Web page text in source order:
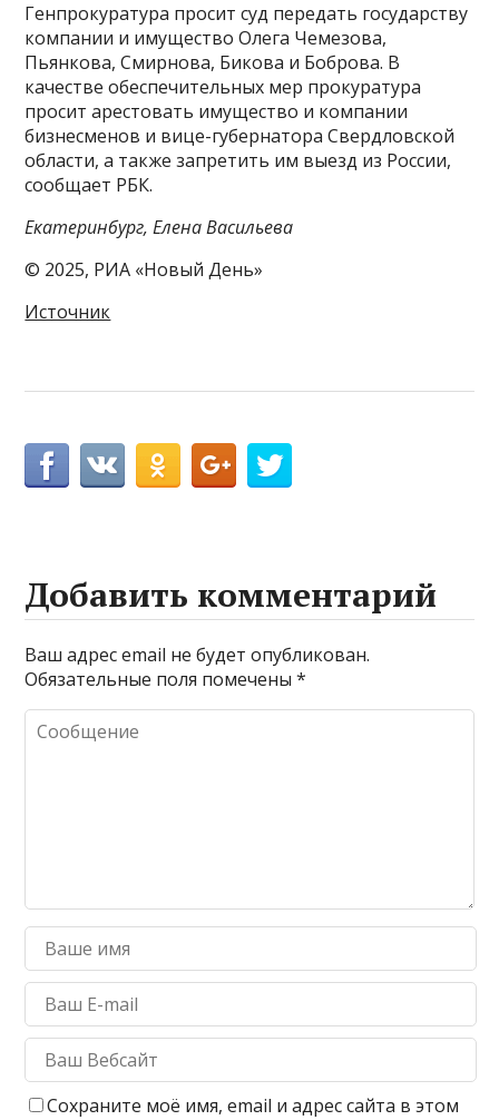
Генпрокуратура просит суд передать государству
компании и имущество Олега Чемезова,
Пьянкова, Смирнова, Бикова и Боброва. В
качестве обеспечительных мер прокуратура
просит арестовать имущество и компании
бизнесменов и вице-губернатора Свердловской
области, а также запретить им выезд из России,
сообщает РБК.
Екатеринбург, Елена Васильева
© 2025, РИА «Новый День»
Источник
Добавить комментарий
Ваш адрес email не будет опубликован.
Обязательные поля помечены*
Сохраните моё имя, email и адрес сайта в этом